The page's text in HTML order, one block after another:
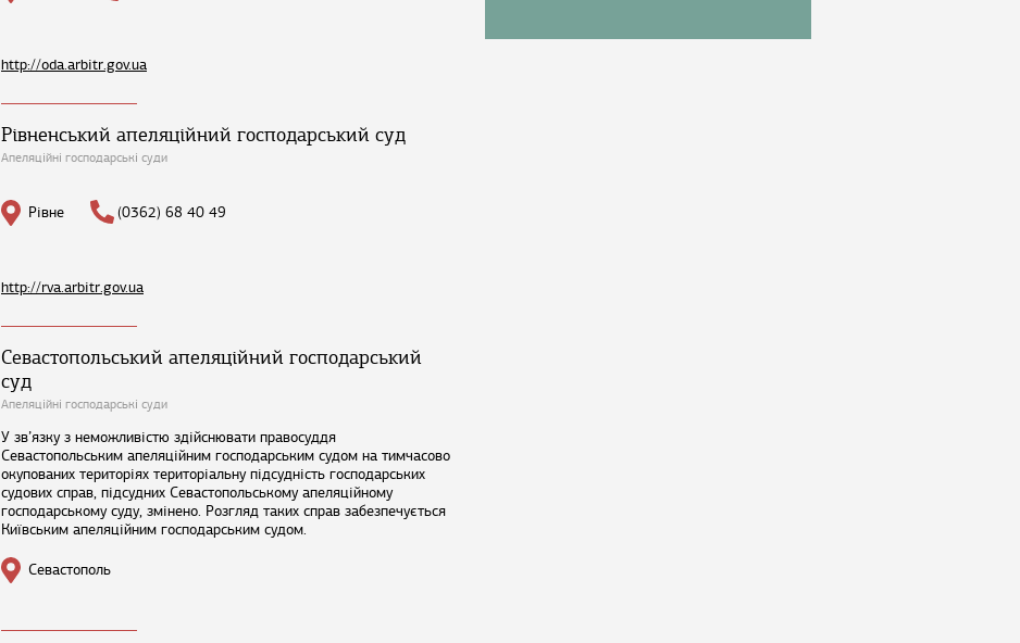
http://oda.arbitr.gov.ua
Рівненський апеляційний господарський суд
Апеляційні господарські суди
Рівне (0362) 68 40 49
http://rva.arbitr.gov.ua
Севастопольський апеляційний господарський
суд
Апеляційні господарські суди
У зв’язку з неможливістю здійснювати правосуддя
Севастопольським апеляційним господарським судом на тимчасово
окупованих територіях територіальну підсудність господарських
судових справ, підсудних Севастопольському апеляційному
господарському суду, змінено. Розгляд таких справ забезпечується
Київським апеляційним господарським судом.
Севастополь